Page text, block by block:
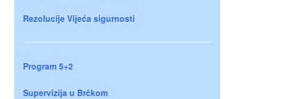
Rezolucije Vijeća sigurnosti
Program 5+2
Supervizija u Brčkom